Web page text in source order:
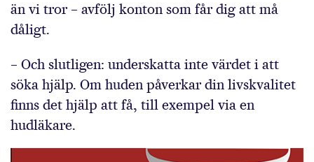
än vi tror – avfölj konton som får dig att må
dåligt.
– Och slutligen: underskatta inte värdet i att
söka hjälp. Om huden påverkar din livskvalitet
finns det hjälp att få, till exempel via en
hudläkare.